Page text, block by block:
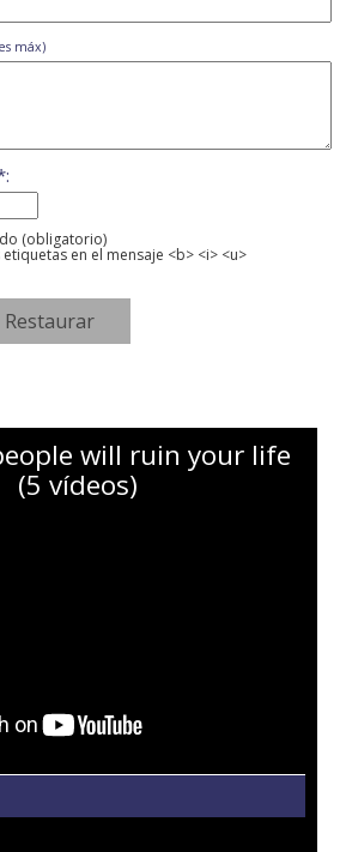
máx)
(obligatorio)
en el mensaje <b> <i> <u>
will ruin your life
(5 vídeos)